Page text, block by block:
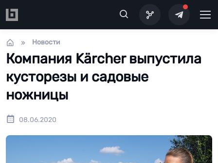
Новости
Компания Kärcher выпустила
кусторезы и садовые
ножницы
08.06.2020